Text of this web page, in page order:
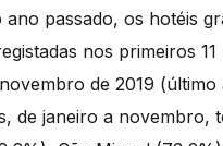
passado, os hotéis
nos primeiros
de 2019
de janeiro a novembro,